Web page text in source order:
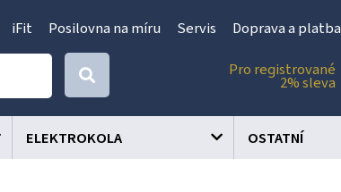
iFit Posilovna na míru Servis Doprava a platba
Pro registrované
2% sleva
ELEKTROKOLA OSTATNÍ